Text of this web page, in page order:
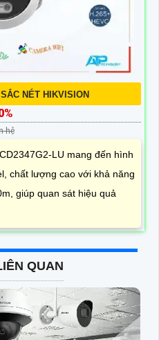
NÉT HIKVISION
hệ
LU mang đến hình
chất lượng cao với khả năng
giúp quan sát hiệu quả
QUAN